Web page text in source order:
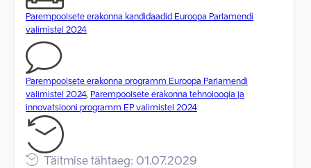
Parempoolsete erakonna kandidaadid Euroopa Parlamendi
valimistel 2024
Parempoolsete erakonna programm Euroopa Parlamendi
valimistel 2024, Parempoolsete erakonna tehnoloogia ja
innovatsiooni programm EP valimistel 2024
Täitmise tähtaeg: 01.07.2029